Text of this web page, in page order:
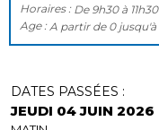
Horaires : De 9h30 à 11h30
Age : A partir de 0 jusqu'à
DATES PASSÉES :
JEUDI 04 JUIN 2026